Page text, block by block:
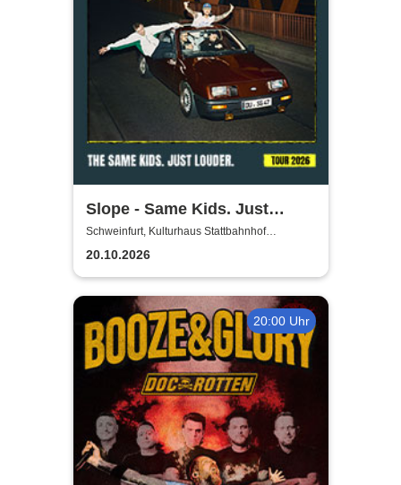
Slope - Same Kids. Just
louder. - Tour 2026
Schweinfurt, Kulturhaus Stattbahnhof
Schweinfurt
20.10.2026
20:00 Uhr